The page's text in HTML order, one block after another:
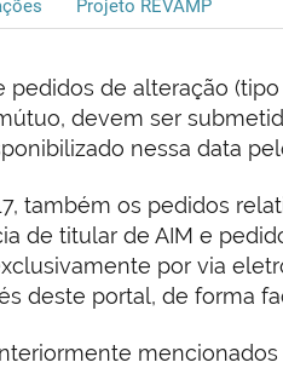
Projeto REVAMP
de alteração
devem ser
nessa data
também os pedidos
de titular de AIM e
por via
deste portal, de forma